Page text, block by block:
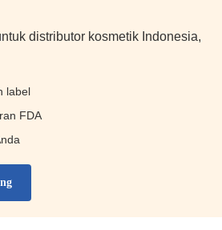
distributor kosmetik Indonesia,
label
FDA